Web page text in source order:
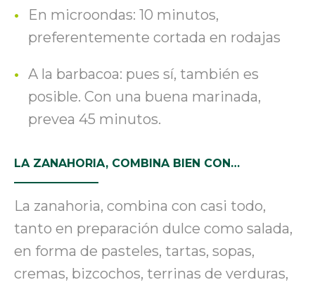
En microondas: 10 minutos,
preferentemente cortada en rodajas
A la barbacoa: pues sí, también es
posible. Con una buena marinada,
prevea 45 minutos.
LA ZANAHORIA, COMBINA BIEN CON…
La zanahoria, combina con casi todo,
tanto en preparación dulce como salada,
en forma de pasteles, tartas, sopas,
cremas, bizcochos, terrinas de verduras,